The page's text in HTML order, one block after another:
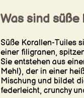
Was sind süße
Süße Korallen-Tuiles
einer filigranen,
Sie entstehen aus
Mehl), der in einer
Mischung und bildet
federleicht, crunchy